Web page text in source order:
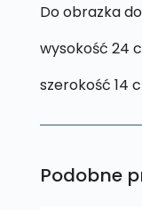
Do obrazka
wysokość 24
szerokość 14
Podobne